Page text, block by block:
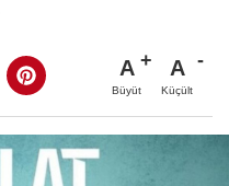
A
Büyüt
A
Küçült